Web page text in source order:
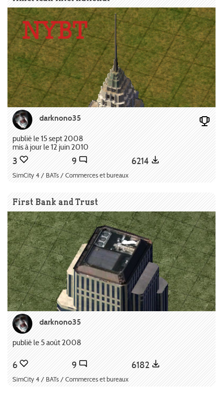
darknono35
publié le 15 sept 2008
mis à jour le 12 juin 2010
3 9 6214
SimCity 4 / BATs / Commerces et bureaux
First Bank and Trust
darknono35
publié le 5 août 2008
6 9 6182
SimCity 4 / BATs / Commerces et bureaux